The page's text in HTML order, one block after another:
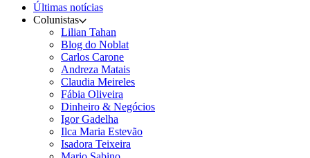
Últimas notícias
Colunistas
Lilian Tahan
Blog do Noblat
Carlos Carone
Andreza Matais
Claudia Meireles
Fábia Oliveira
Dinheiro & Negócios
Igor Gadelha
Ilca Maria Estevão
Isadora Teixeira